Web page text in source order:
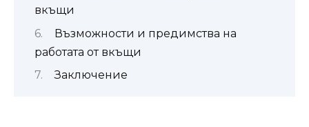
вкъщи
Възможности и предимства на
работата от вкъщи
Заключение